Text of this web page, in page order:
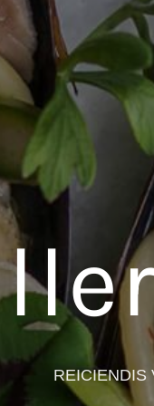
REICIENDIS